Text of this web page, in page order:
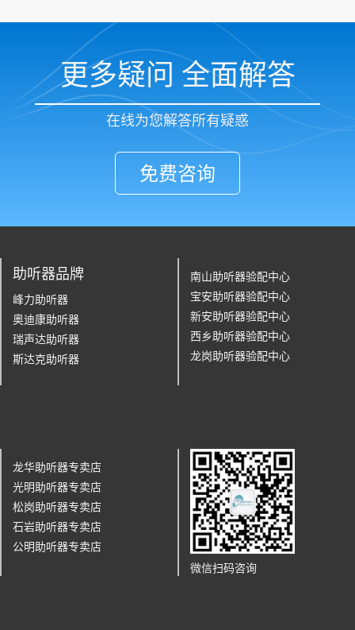
更多疑问 全面解答
在线为您解答所有疑惑
免费咨询
助听器品牌
峰力助听器
奥迪康助听器
瑞声达助听器
斯达克助听器
南山助听器验配中心
宝安助听器验配中心
新安助听器验配中心
西乡助听器验配中心
龙岗助听器验配中心
龙华助听器专卖店
光明助听器专卖店
松岗助听器专卖店
石岩助听器专卖店
公明助听器专卖店
微信扫码咨询